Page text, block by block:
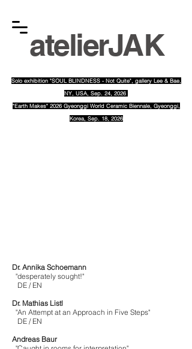
atelierJAK
Solo exhibition "SOUL BLINDNESS - Not Quite", gallery Lee & Bae,
NY, USA, Sep. 24, 2026
"Earth Makes" 2026 Gyeonggi World Ceramic Biennale, Gyeonggi,
Korea, Sep. 18, 2026
Dr. Annika Schoemann
"desperately sought!"
DE / EN
Dr. Mathias Listl
"An Attempt at an Approach in Five Steps"
DE / EN
Andreas Baur